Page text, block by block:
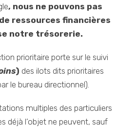
, nous ne pouvons pas
ressources financières
notre trésorerie.
prioritaire porte sur le suivi
) des ilots dits prioritaires
le bureau directionnel).
multiples des particuliers
déjà l’objet ne peuvent, sauf